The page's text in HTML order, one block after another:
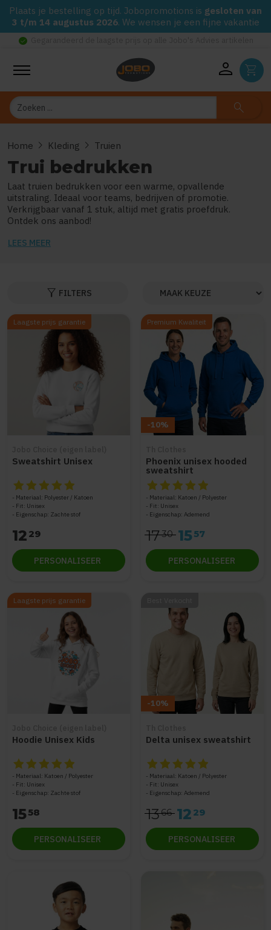
Plaats je bestelling op tijd. Jobopromotions is gesloten van
3 t/m 14 augustus 2026. We wensen je een fijne vakantie
check_circle
person shopping_cart
Zoeken search
Home chevron_right Kleding chevron_right Truien
Trui bedrukken
Laat truien bedrukken voor een warme, opvallende
uitstraling. Ideaal voor teams, bedrijven of promotie.
Verkrijgbaar vanaf 1 stuk, altijd met gratis proefdruk.
Ontdek ons aanbod!
LEES MEER
filter_alt FILTERS
Laagste prijs garantie
Sweatshirt Unisex
De beoordeling van dit product is4.8van de 5
Materiaal: Polyester / Katoen
Fit: Unisex
Eigenschap: Zachte stof
12 29
PERSONALISEER
-10%
Premium Kwaliteit
Phoenix unisex hooded
sweatshirt
De beoordeling van dit
Materiaal: Katoen / Polyester
Fit: Unisex
Eigenschap: Ademend
1730 1557
PERSONALISEER
Laagste prijs garantie
Hoodie Unisex Kids
De beoordeling van dit product is5 van de 5
Materiaal: Katoen / Polyester
Fit: Unisex
Eigenschap: Zachte stof
1558
PERSONALISEER
-10%
Delta unisex sweatshirt
De beoordeling van dit
Materiaal: Katoen / Polyester
Fit: Unisex
Eigenschap: Ademend
1366 12 29
PERSONALISEER